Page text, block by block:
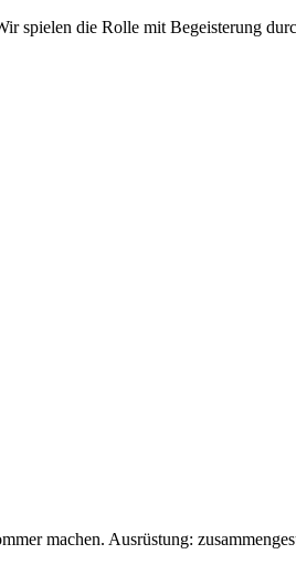
spielen die Rolle mit Begeisterung
machen. Ausrüstung: